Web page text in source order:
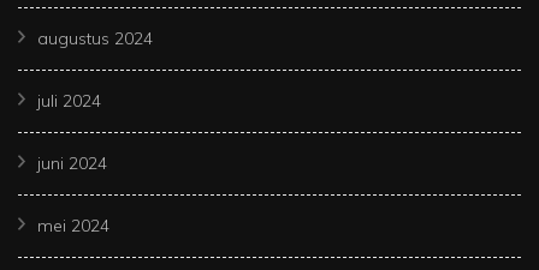
augustus 2024
juli 2024
juni 2024
mei 2024